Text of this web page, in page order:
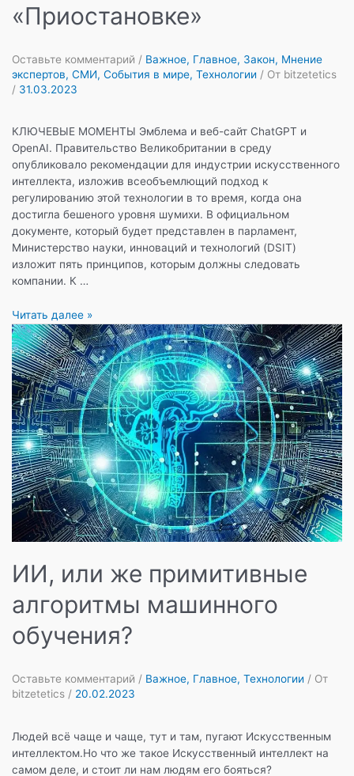
«Приостановке»
Оставьте комментарий / Важное, Главное, Закон, Мнение
экспертов, СМИ, События в мире, Технологии / От bitzetetics
/ 31.03.2023
КЛЮЧЕВЫЕ МОМЕНТЫ Эмблема и веб-сайт ChatGPT и
OpenAI. Правительство Великобритании в среду
опубликовало рекомендации для индустрии искусственного
интеллекта, изложив всеобъемлющий подход к
регулированию этой технологии в то время, когда она
достигла бешеного уровня шумихи. В официальном
документе, который будет представлен в парламент,
Министерство науки, инноваций и технологий (DSIT)
изложит пять принципов, которым должны следовать
компании. К …
Правительство
Великобритании
призывает
регулирующие
органы
разработать
правила
для
ИИ,
а
главы
крупных
компаний
призывают
«Приостановке»
Читать далее »
ИИ, или же примитивные
алгоритмы машинного
обучения?
Оставьте комментарий / Важное, Главное, Технологии / От
bitzetetics / 20.02.2023
Людей всё чаще и чаще, тут и там, пугают Искусственным
интеллектом.Но что же такое Искусственный интеллект на
самом деле, и стоит ли нам людям его бояться?